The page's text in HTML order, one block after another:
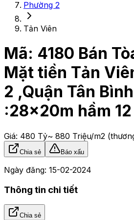
Phường 2
Tản Viên
Mã: 4180 Bán
Mặt tiền Tản
2 ,Quận Tân
:28x20m hầm
Giá: 480 Tỷ~ 880 Triệu/m2
Chia sẻ Báo xấu
Ngày đăng: 15-02-2024
Thông tin chi tiết
Chia sẻ